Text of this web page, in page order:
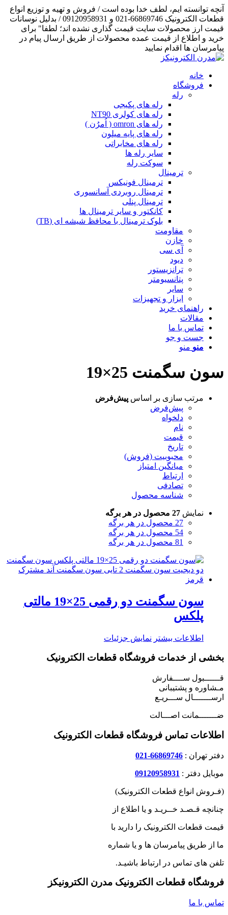
آنچه توانسته ایم، لطف خدا بوده است / فروش و تهیه و توزیع انواع
قطعات الکترونیک 66869746-021 و 09120958931 / بدلیل نوسانات
قیمت ارز محصولات سایت قیمت گذاری نشده اند؛ لطفا" برای
خرید و اطلاع از قیمت عمده محصولات از طریق ارسال پیام در
پیامرسان ها اقدام نمایید
خانه
فروشگاه
رله
رله های پکیجی
رله های کولری NT90
رله های omron ( اُمرُن )
رله های پایه میلون
رله های مخابراتی
سایر رله ها
سوکت رله
ترمینال
ترمینال فونیکس
ترمینال روبردی آسانسوری
ترمینال پنلی
کانکتور و سایر ترمینال ها
بلوک ترمینال با محافظ شیشه ای (TB)
مقاومت
خازن
آی سی
دیود
ترانزیستور
پتانسیومتر
سایر
ابزار و تجهیزات
راهنمای خرید
مقالات
تماس با ما
جست و جو
منو منو
سون سگمنت 25×19
مرتب سازی بر اساس پیش‌فرض
پیش‌فرض
دلخواه
نام
قیمت
تاریخ
محبوبیت (فروش)
میانگین امتیاز
ارتباط
تصادفی
شناسه محصول
نمایش 27 محصول در هر برگه
27 محصول در هر برگه
54 محصول در هر برگه
81 محصول در هر برگه
سون سگمنت دو رقمی 25×19 مالتی
پلکس
اطلاعات بیشتر نمایش جزئیات
بخشی از خدمات فروشگاه قطعات الکترونیک
قــــــبول ســــفارش
مـشاوره و پشتیبانی
ارســـــــال ســـریـع
ضـــــــمانت اصـــالت
اطلاعات تماس فروشگاه قطعات الکترونیک
دفتر تهران : 66869746-021
موبایل دفتر : 09120958931
(فـروش انواع قطعات الکترونیک)
چنانچه قـصـد خــریـد و یا اطلاع از
قیمت قطعات الکترونیک را دارید با
ما از طریق پیامرسان ها و یا شماره
تلفن های تماس در ارتباط باشیـد.
فروشگاه قطعات الکترونیک مدرن الکترونیکز
تماس با ما